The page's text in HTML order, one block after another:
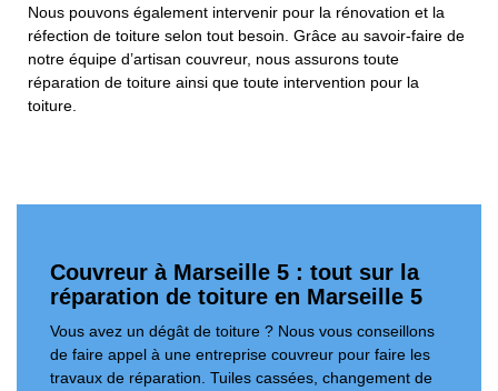
Nous pouvons également intervenir pour la rénovation et la
réfection de toiture selon tout besoin. Grâce au savoir-faire de
notre équipe d’artisan couvreur, nous assurons toute
réparation de toiture ainsi que toute intervention pour la
toiture.
Couvreur à Marseille 5 : tout sur la
réparation de toiture en Marseille 5
Vous avez un dégât de toiture ? Nous vous conseillons
de faire appel à une entreprise couvreur pour faire les
travaux de réparation. Tuiles cassées, changement de